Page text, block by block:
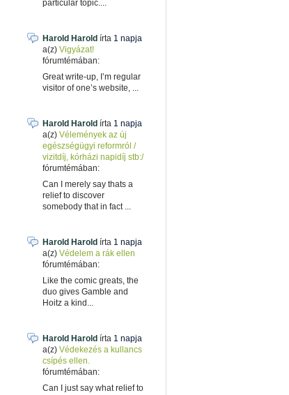
particular topic....
Harold Harold írta 1 napja
a(z) Vigyázat!
fórumtémában:
Great write-up, I’m regular
visitor of one’s website, ...
Harold Harold írta 1 napja
a(z) Vélemények az új
egészségügyi reformról /
vizitdíj, kórházi napidíj stb:/
fórumtémában:
Can I merely say thats a
relief to discover
somebody that in fact ...
Harold Harold írta 1 napja
a(z) Védelem a rák ellen
fórumtémában:
Like the comic greats, the
duo gives Gamble and
Hoitz a kind...
Harold Harold írta 1 napja
a(z) Védekezés a kullancs
csípés ellen.
fórumtémában:
Can I just say what relief to